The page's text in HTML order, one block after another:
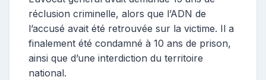
réclusion criminelle, alors que l’ADN de
l’accusé avait été retrouvée sur la victime. Il a
finalement été condamné à 10 ans de prison,
ainsi que d’une interdiction du territoire
national.